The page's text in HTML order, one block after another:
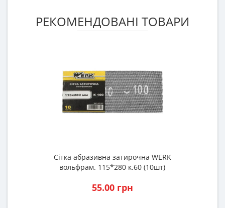
РЕКОМЕНДОВАНІ ТОВАРИ
Сітка абразивна затирочна WERK
вольфрам. 115*280 к.60 (10шт)
55.00 грн